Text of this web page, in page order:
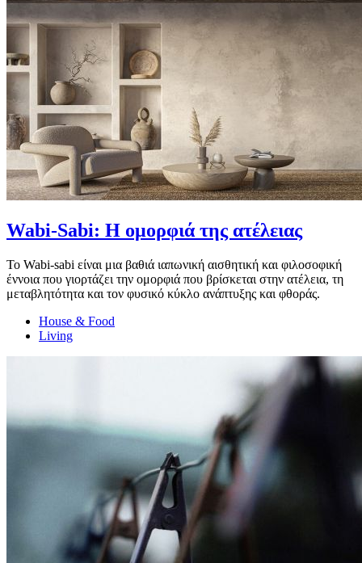
Wabi-Sabi: Η ομορφιά της ατέλειας
Το Wabi-sabi είναι μια βαθιά ιαπωνική αισθητική και φιλοσοφική
έννοια που γιορτάζει την ομορφιά που βρίσκεται στην ατέλεια, τη
μεταβλητότητα και τον φυσικό κύκλο ανάπτυξης και φθοράς.
House & Food
Living